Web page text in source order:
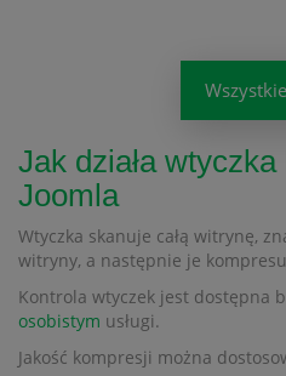
Jak działa
Joomla
Wtyczka skanuje całą witrynę,
witryny, a następnie je
Kontrola wtyczek jest dostępna
osobistym usługi.
Jakość kompresji można